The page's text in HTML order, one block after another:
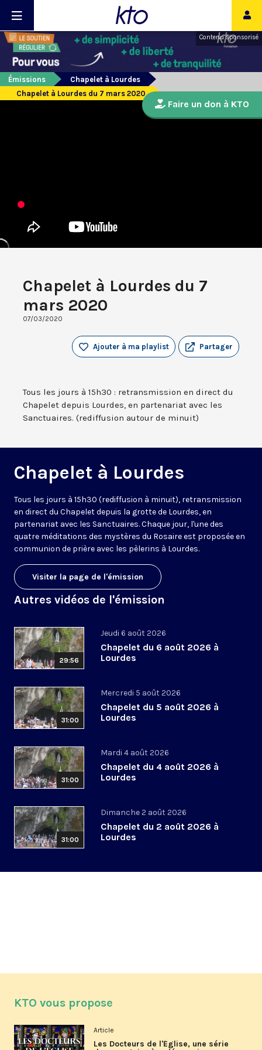
Contenu sponsorisé
Émissions
Chapelet à Lourdes
Chapelet à Lourdes du 7 mars 2020
Chapelet à Lourdes du 7
mars 2020
07/03/2020
Partager
Ajouter à ma playlist
Tous les jours à 15h30 : retransmission en direct du
Chapelet depuis Lourdes, en partenariat avec les
Sanctuaires. (rediffusion autour de minuit)
Chapelet à Lourdes
Tous les jours à 15h30 (rediffusion à minuit), retransmission
en direct du Chapelet depuis la grotte de Lourdes, en
partenariat avec les Sanctuaires. Chaque jour, l'une des
quatre méditations des mystères du Rosaire est proposée en
communion de prière avec les pèlerins à Lourdes.
Visiter la page de l'émission
Autres vidéos de l'émission
29:56
Jeudi 6 août 2026
Chapelet du 6 août 2026 à
Lourdes
31:00
Mercredi 5 août 2026
Chapelet du 5 août 2026 à
Lourdes
31:00
Mardi 4 août 2026
Chapelet du 4 août 2026 à
Lourdes
31:00
Dimanche 2 août 2026
Chapelet du 2 août 2026 à
Lourdes
Faire un don à KTO
KTO vous propose
Article
Les Docteurs de l'Église, une série